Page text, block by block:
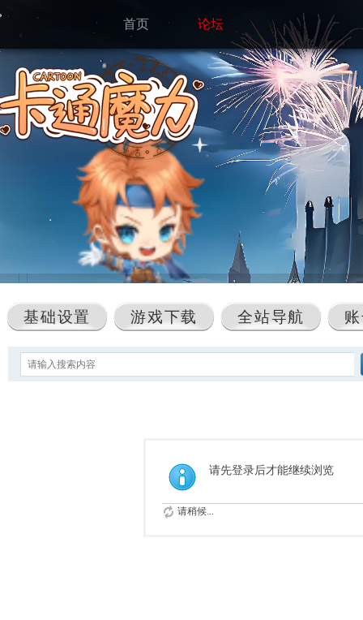
首页 论坛
基础设置 游戏下载 全站导航
请先登录后才能继续浏览
请稍候...